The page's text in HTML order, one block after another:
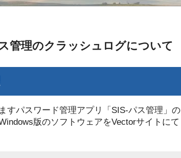
管理のクラッシュログについて
すパスワード管理アプリ「SIS-パス管理」の
版のソフトウェアをVectorサイトにて